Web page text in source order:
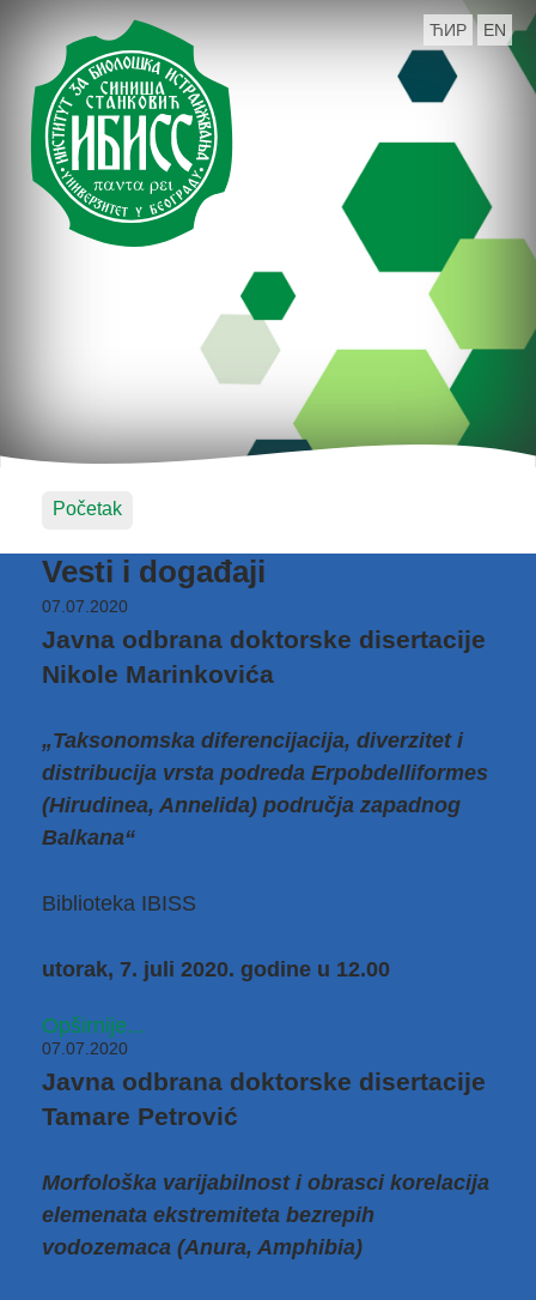
ЋИР EN
Početak
Vesti i događaji
07.07.2020
Javna odbrana doktorske disertacije
Nikole Marinkovića
„Taksonomska diferencijacija, diverzitet i
distribucija vrsta podreda Erpobdelliformes
(Hirudinea, Annelida) područja zapadnog
Balkana“
Biblioteka IBISS
utorak, 7. juli 2020. godine u 12.00
Opširnije...
07.07.2020
Javna odbrana doktorske disertacije
Tamare Petrović
Morfološka varijabilnost i obrasci korelacija
elemenata ekstremiteta bezrepih
vodozemaca (Anura, Amphibia)